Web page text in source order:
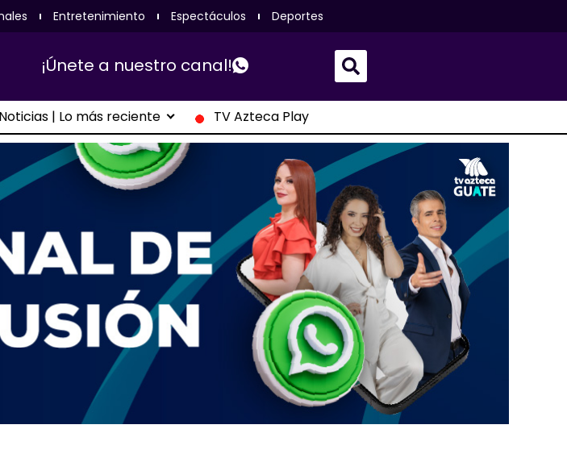
Entretenimiento Espectáculos Deportes
¡Únete a nuestro canal!
Noticias | Lo más reciente TV Azteca Play